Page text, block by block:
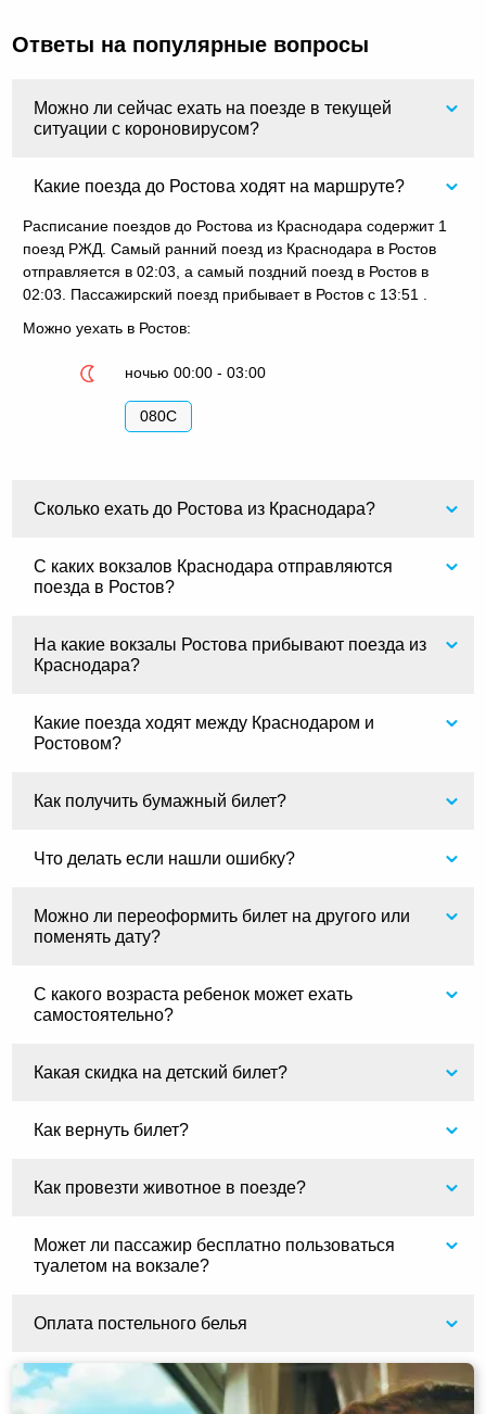
Ответы на популярные вопросы
Можно ли сейчас ехать на поезде в текущей
ситуации с короновирусом?
Какие поезда до Ростова ходят на маршруте?
Расписание поездов до Ростова из Краснодара содержит 1
поезд РЖД. Самый ранний поезд из Краснодара в Ростов
отправляется в 02:03, а самый поздний поезд в Ростов в
02:03. Пассажирский поезд прибывает в Ростов с 13:51 .
Можно уехать в Ростов:
ночью 00:00 - 03:00
080С
Сколько ехать до Ростова из Краснодара?
С каких вокзалов Краснодара отправляются
поезда в Ростов?
На какие вокзалы Ростова прибывают поезда из
Краснодара?
Какие поезда ходят между Краснодаром и
Ростовом?
Как получить бумажный билет?
Что делать если нашли ошибку?
Можно ли переоформить билет на другого или
поменять дату?
С какого возраста ребенок может ехать
самостоятельно?
Какая скидка на детский билет?
Как вернуть билет?
Как провезти животное в поезде?
Может ли пассажир бесплатно пользоваться
туалетом на вокзале?
Оплата постельного белья